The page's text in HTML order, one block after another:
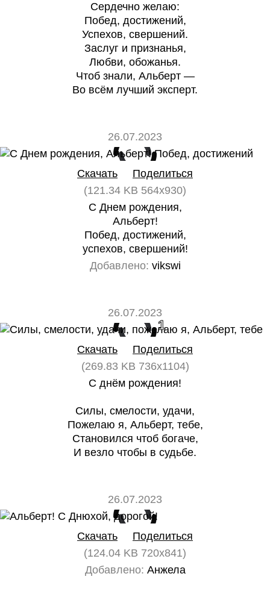
Сердечно желаю:
Побед, достижений,
Успехов, свершений.
Заслуг и признанья,
Любви, обожанья.
Чтоб знали, Альберт —
Во всём лучший эксперт.
26.07.2023
0 0
Скачать
Поделиться
(121.34 KB 564x930)
С Днем рождения,
Альберт!
Побед, достижений,
успехов, свершений!
Добавлено: vikswi
26.07.2023
0 1
Скачать
Поделиться
(269.83 KB 736x1104)
С днём рождения!
Силы, смелости, удачи,
Пожелаю я, Альберт, тебе,
Становился чтоб богаче,
И везло чтобы в судьбе.
26.07.2023
0
Скачать
Поделиться
(124.04 KB 720x841)
Добавлено: Анжела